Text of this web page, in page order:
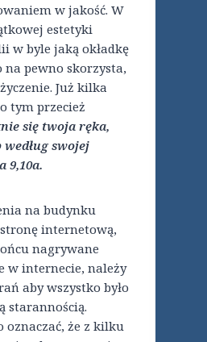
w jakość. W
estetyki
w byle jaką okładkę
na pewno skorzysta,
Już kilka
tym przecież
się twoja ręka,
swojej
9,10a.
na budynku
internetową,
nagrywane
w internecie, należy
aby wszystko było
starannością.
oznaczać, że z kilku